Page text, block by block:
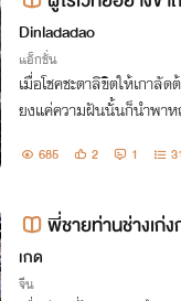
Dinladadao
แอ็กชั่น
เมื่อโชคชะตาลิขิตให้เกาลั
ยงแค่ความฝันนั้นก็นำพาห
685 2 1 31
พี่ชายท่านช่างเก่
เกด
จีน